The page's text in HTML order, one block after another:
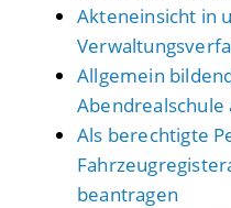
Akteneinsicht in
Allgemein
Abendrealschule
Als berechtigte
beantragen